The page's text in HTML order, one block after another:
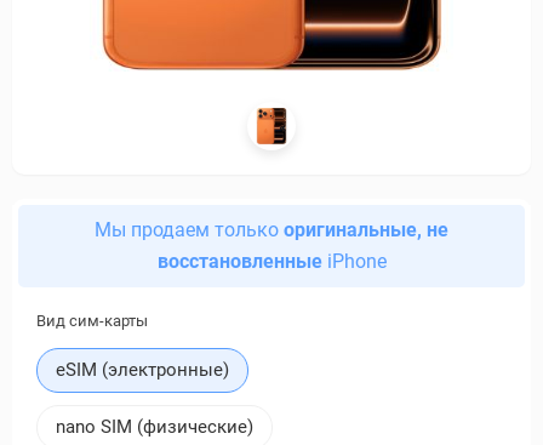
Мы продаем только оригинальные, не
восстановленныеiPhone
Вид сим-карты
eSIM (электронные)
nano SIM (физические)